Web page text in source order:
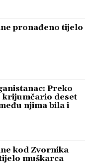
pronađeno tijelo
Preko
krijumčario deset
njima bila i
kod Zvornika
muškarca